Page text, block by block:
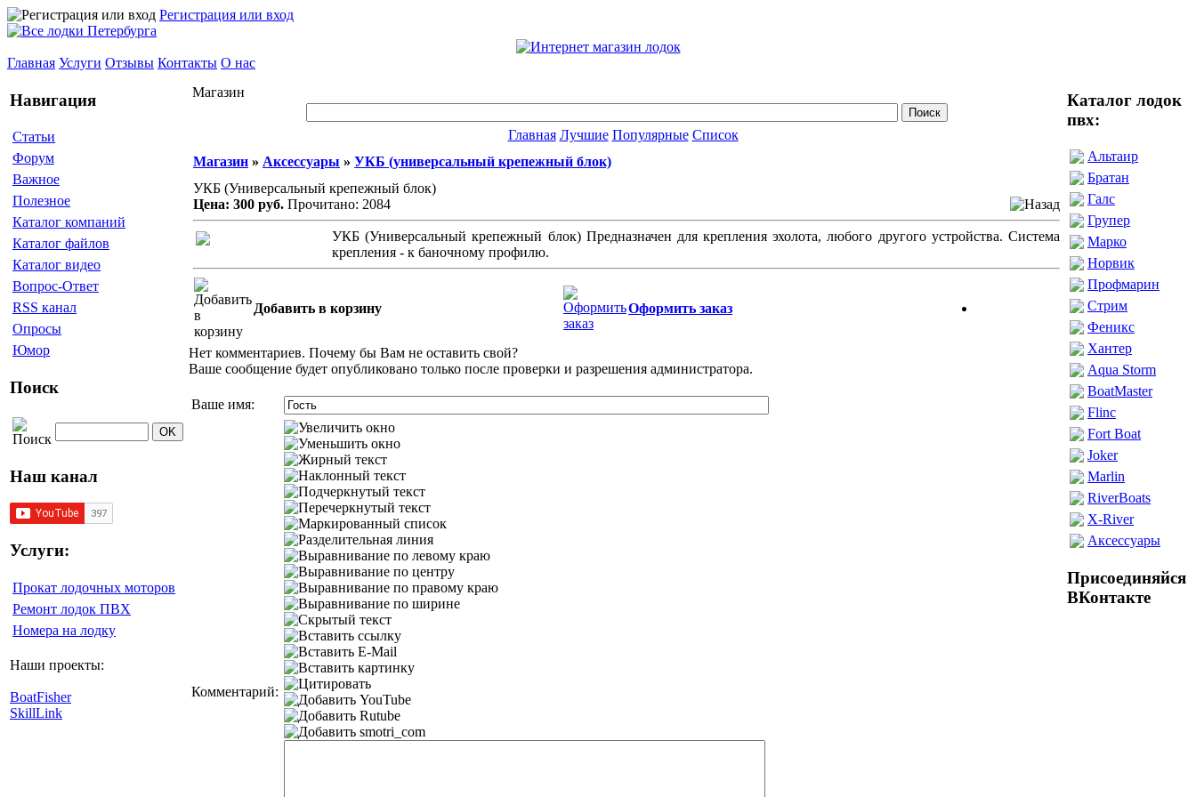
Регистрация или вход
Главная Услуги Отзывы Контакты О нас
Навигация
Статьи
Форум
Важное
Полезное
Каталог компаний
Каталог файлов
Каталог видео
Вопрос-Ответ
RSS канал
Опросы
Юмор
Поиск
Наш канал
Услуги:
Прокат лодочных моторов
Ремонт лодок ПВХ
Номера на лодку
Наши проекты:
BoatFisher
SkillLink
Магазин
Главная Лучшие Популярные Список
Магазин » Аксессуары » УКБ (универсальный крепежный блок)
УКБ (Универсальный крепежный блок)
Цена: 300 руб. Прочитано: 2084
УКБ (Универсальный крепежный блок) Предназначен для крепления эхолота, любого другого устройства. Система
крепления - к баночному профилю.
Добавить в корзину Оформить заказ
Нет комментариев. Почему бы Вам не оставить свой?
Ваше сообщение будет опубликовано только после проверки и разрешения администратора.
Ваше имя:
Комментарий:
Каталог лодок
пвх:
Альтаир
Братан
Галс
Групер
Марко
Норвик
Профмарин
Стрим
Феникс
Хантер
Aqua Storm
BoatMaster
Flinc
Fort Boat
Joker
Marlin
RiverBoats
X-River
Аксессуары
Присоединяйся
ВКонтакте